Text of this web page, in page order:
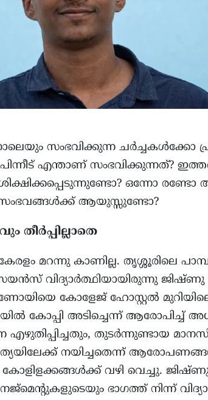
സംഭവിക്കുന്ന ചർച്ചകൾക്കോ
എന്താണ് സംഭവിക്കുന്നത്?
ഒന്നോ
സംഭവങ്ങൾക്ക് ആയുസ്സുണ്ടോ?
തീർപ്പില്ലാതെ
മറന്നു കാണില്ല. തൃശ്ശൂരിലെ
സയൻസ് വിദ്യാർത്ഥിയായിരുന്നു
കോളേജ് ഹോസ്റ്റൽ മുറിയിലെ
കോപ്പി അടിച്ചെന്ന് ആരോപിച്ച്
തുടർന്നുണ്ടായ
നയിച്ചതെന്ന്
കോളിളക്കങ്ങൾക്ക് വഴി വെച്ചു.
ഭാഗത്ത് നിന്ന്